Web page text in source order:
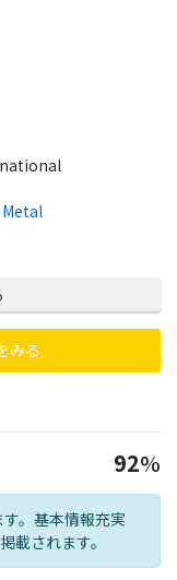
Metal
みる
92%
。基本情報充実
載されます。